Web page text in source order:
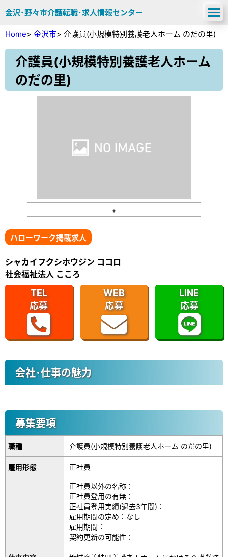
金沢･野々市介護転職･求人情報センター
Home> 金沢市> 介護員(小規模特別養護老人ホーム のだの里)
介護員(小規模特別養護老人ホーム
のだの里)
ハローワーク掲載求人
シャカイフクシホウジン ココロ
社会福祉法人 こころ
TEL
応募
WEB
応募
LINE
応募
会社･仕事の魅力
募集要項
職種 介護員(小規模特別養護老人ホーム のだの里)
雇用形態 正社員
正社員以外の名称：
正社員登用の有無：
正社員登用実績(過去3年間)：
雇用期間の定め：なし
雇用期間：
契約更新の可能性：